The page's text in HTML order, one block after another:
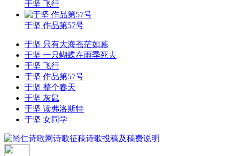
于坚 飞行
于坚 作品第57号
于坚 只有大海苍茫如幕
于坚 一只蝴蝶在雨季死去
于坚 飞行
于坚 作品第57号
于坚 整个春天
于坚 灰鼠
于坚 读弗洛斯特
于坚 女同学